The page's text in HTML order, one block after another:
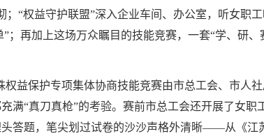
“权益守护联盟”深入企业车间、办公室，听女职
；再加上这场万众瞩目的技能竞赛，一套“学、研
权益保护专项集体协商技能竞赛由市总工会、市人
满“真刀真枪”的考验。赛前市总工会还开展了女
答题，笔尖划过试卷的沙沙声格外清晰——从《江